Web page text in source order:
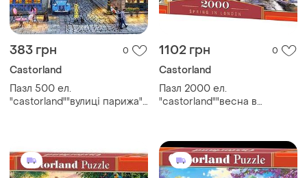
383 грн 0
Castorland
Пазл 500 ел.
"castorland""вулиці парижа",
1102 грн 0
Castorland
Пазл 2000 ел.
"castorland""весна в